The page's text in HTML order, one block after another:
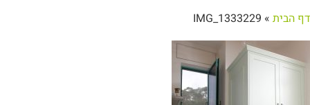
דף הבית »
IMG_1333229